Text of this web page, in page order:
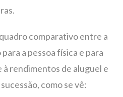
comparativo entre a
a pessoa física e para
rendimentos de aluguel e
como se vê: